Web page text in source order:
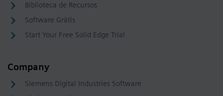
Biblioteca de Recursos
Software Grátis
Start Your Free Solid Edge Trial
Company
Siemens Digital Industries Software